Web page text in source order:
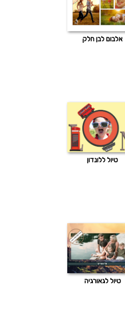
אלבום לבן חלק
טיול ללונדון
טיול לגאורגיה